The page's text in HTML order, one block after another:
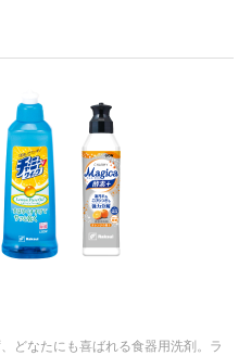
どなたにも喜ばれる食器用洗剤。ラ